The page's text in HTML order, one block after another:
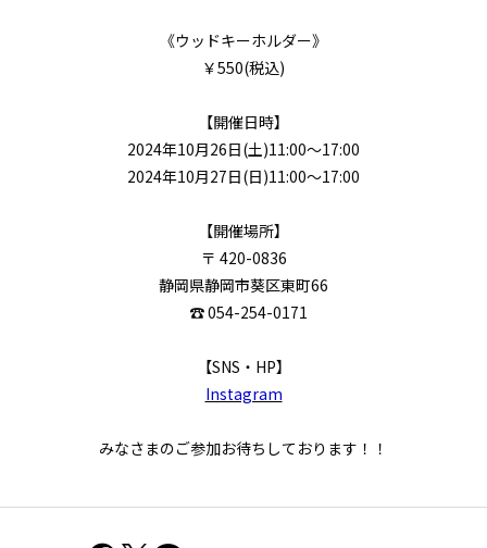
《ウッドキーホルダー》
￥550(税込)
【開催日時】
2024年10月26日(土)11:00～17:00
2024年10月27日(日)11:00～17:00
【開催場所】
〒 420-0836
静岡県静岡市葵区東町66
☎ 054-254-0171
【SNS・HP】
Instagram
みなさまのご参加お待ちしております！！